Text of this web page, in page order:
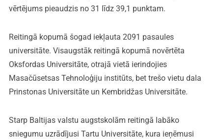
vērtējums pieaudzis no 31 līdz 39,1 punktam.
Reitingā kopumā šogad iekļauta 2091 pasaules
universitāte. Visaugstāk reitingā kopumā novērtēta
Oksfordas Universitāte, otrajā vietā ierindojies
Masačūsetsas Tehnoloģiju institūts, bet trešo vietu dala
Prinstonas Universitāte un Kembridžas Universitāte.
Starp Baltijas valstu augstskolām reitingā labāko
sniegumu uzrādījusi Tartu Universitāte, kura ieņēmusi